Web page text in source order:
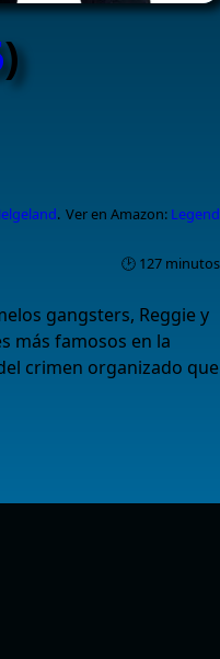
)
. Ver en Amazon: Legend
🕑 127 minutos
gangsters, Reggie y
más famosos en la
crimen organizado que